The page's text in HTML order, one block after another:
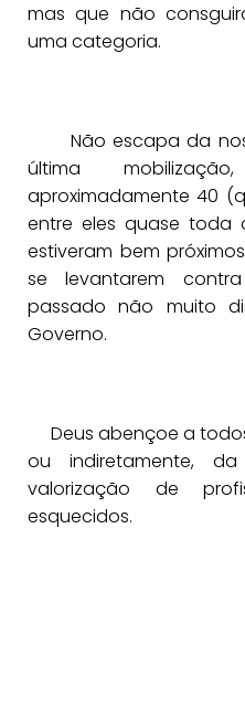
mas que não
uma categoria.
Não escapa da
última
aproximadamente 40
entre eles quase toda
estiveram bem
se levantarem
passado não muito
Governo.
Deus abençoe a
ou indiretamente,
valorização de
esquecidos.